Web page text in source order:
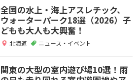
全国の水上・海上アスレチック、
ウォーターパーク18選（2026）子
どもも大人も大興奮！
北海道 ニュース・イベント
関東の大型の室内遊び場10選！雨